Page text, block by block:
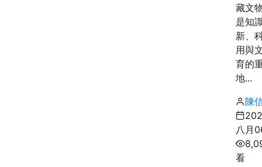
藏文
是知
新、
用與
育的
地...
陳
八月
看